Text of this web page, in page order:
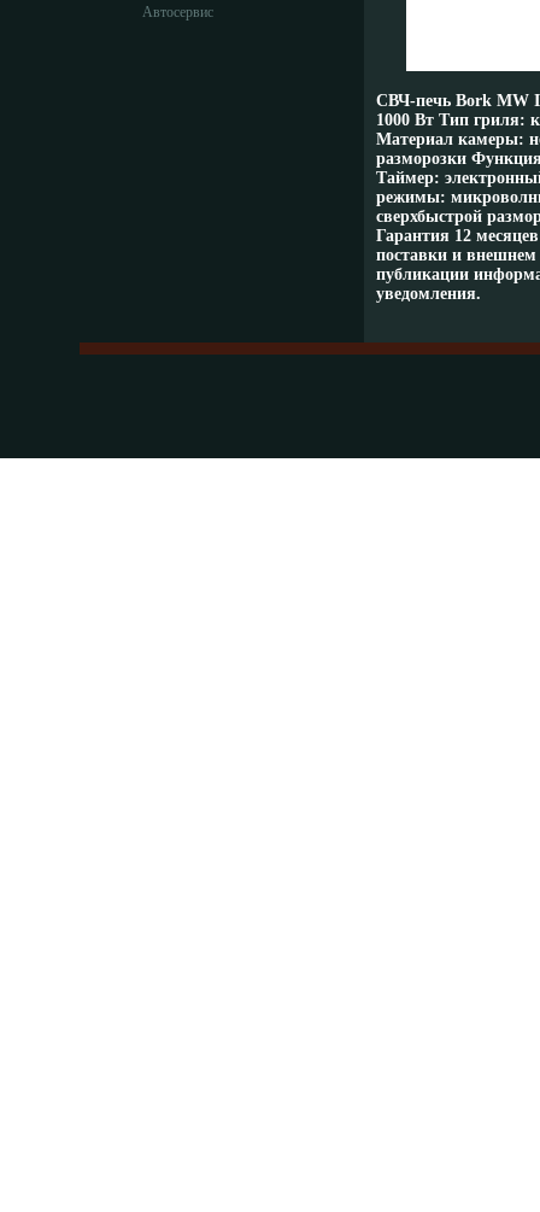
Автосервис
СВЧ-печь Bork MW
1000 Вт Тип гриля:
Материал камеры:
разморозки
Таймер:
режимы:
сверхбыстрой
Гарантия 12
поставки и внешнем
публикации
уведомления.